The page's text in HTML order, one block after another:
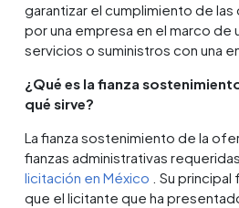
garantizar el cumplimiento de
por una empresa en el marco de
servicios o suministros con una
¿Qué es la fianza
qué sirve?
La fianza sostenimiento de la
fianzas administrativas
licitación en México . Su
que el licitante que ha